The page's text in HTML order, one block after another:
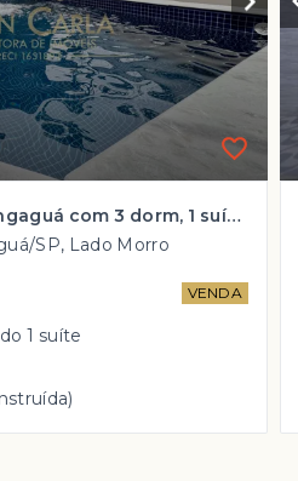
Casa à venda em Mongaguá com 3 dorm, 1 suíte e PISCINA por R$ 540 mil
SP, Lado Morro
VENDA
1 suíte